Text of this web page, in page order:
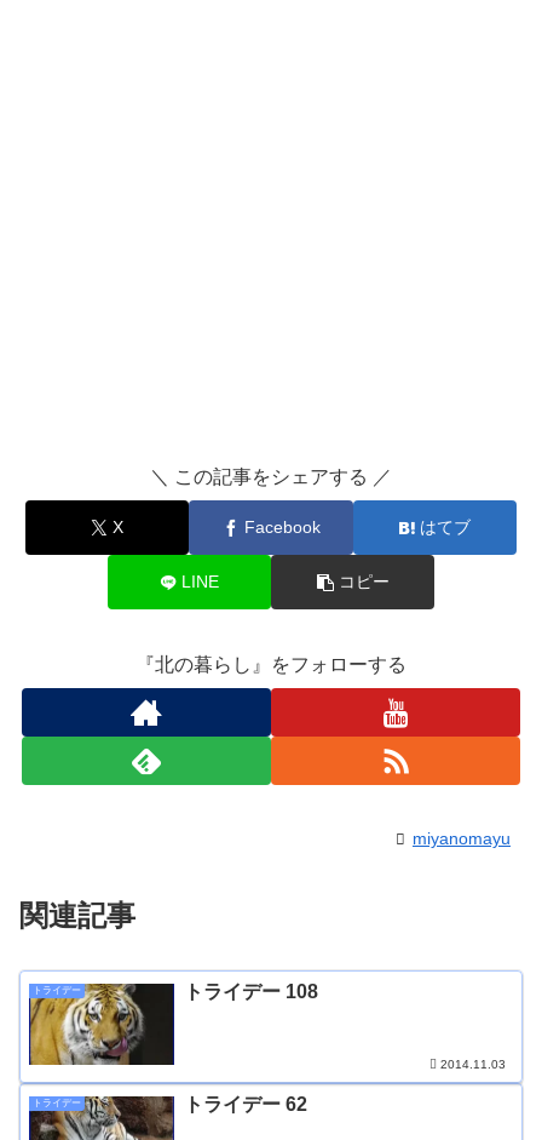
＼ この記事をシェアする ／
X Facebook はてブ
LINE コピー
『北の暮らし』をフォローする
miyanomayu
関連記事
トライデー トライデー 108
2014.11.03
トライデー トライデー 62